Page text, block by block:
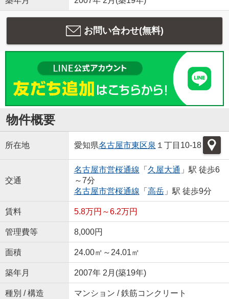
お問い合わせ(無料)
物件概要
所在地 愛知県名古屋市東区泉 １丁目10-18
交通
名古屋市営桜通線 「 久屋大通 」駅 徒歩6
～7分
名古屋市営桜通線 「 高岳」駅 徒歩9分
賃料 5.8万円～6.2万円
管理費等 8,000円
面積 24.00㎡～24.01㎡
築年月 2007年 2月(築19年)
種別 / 構造 マンション / 鉄筋コンクリート